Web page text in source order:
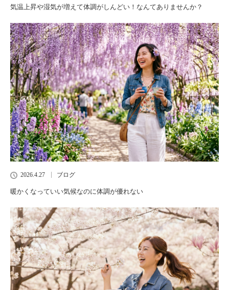
気温上昇や湿気が増えて体調がしんどい！なんてありませんか？
2026.4.27 ブログ
暖かくなっていい気候なのに体調が優れない